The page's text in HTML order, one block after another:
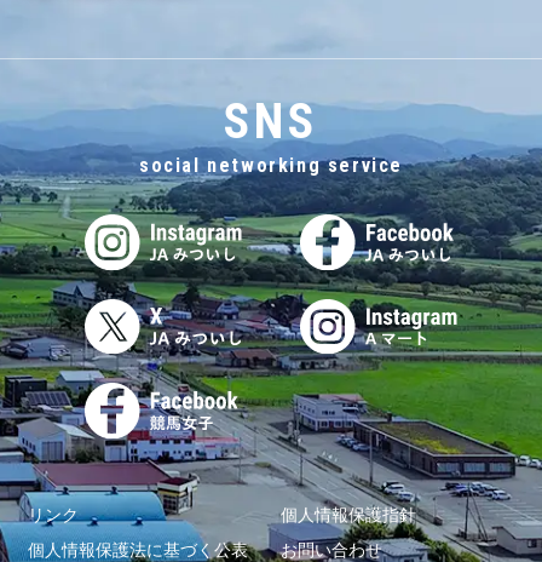
SNS
social networking service
リンク
個人情報保護指針
個人情報保護法に基づく公表
お問い合わせ